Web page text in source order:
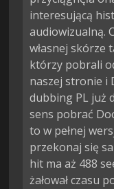
interesującą
audiowizualną.
własnej skórze
którzy pobrali
naszej stronie i
dubbing PL już
sens pobrać
to w pełnej
przekonaj się
hit ma aż 488
żałował czasu